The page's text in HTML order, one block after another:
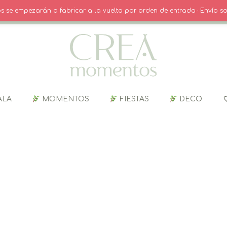
· INICIO SESIÓN / REGISTRO CARRITO
MOMENTOS FIESTAS DECO
empezarán a fabricar a la vuelta por orden de entrada · Envío